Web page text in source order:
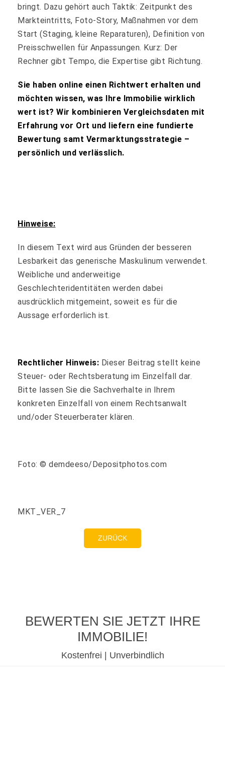
bringt. Dazu gehört auch Taktik: Zeitpunkt des
Markteintritts, Foto‑Story, Maßnahmen vor dem
Start (Staging, kleine Reparaturen), Definition von
Preisschwellen für Anpassungen. Kurz: Der
Rechner gibt Tempo, die Expertise gibt Richtung.
Sie haben online einen Richtwert erhalten und
möchten wissen, was Ihre Immobilie wirklich
wert ist? Wir kombinieren Vergleichsdaten mit
Erfahrung vor Ort und liefern eine fundierte
Bewertung samt Vermarktungsstrategie –
persönlich und verlässlich.
Hinweise:
In diesem Text wird aus Gründen der besseren
Lesbarkeit das generische Maskulinum verwendet.
Weibliche und anderweitige
Geschlechteridentitäten werden dabei
ausdrücklich mitgemeint, soweit es für die
Aussage erforderlich ist.
Rechtlicher Hinweis: Dieser Beitrag stellt keine
Steuer- oder Rechtsberatung im Einzelfall dar.
Bitte lassen Sie die Sachverhalte in Ihrem
konkreten Einzelfall von einem Rechtsanwalt
und/oder Steuerberater klären.
Foto: © demdeeso/Depositphotos.com
MKT_VER_7
ZURÜCK
BEWERTEN SIE JETZT IHRE
IMMOBILIE!
Kostenfrei | Unverbindlich